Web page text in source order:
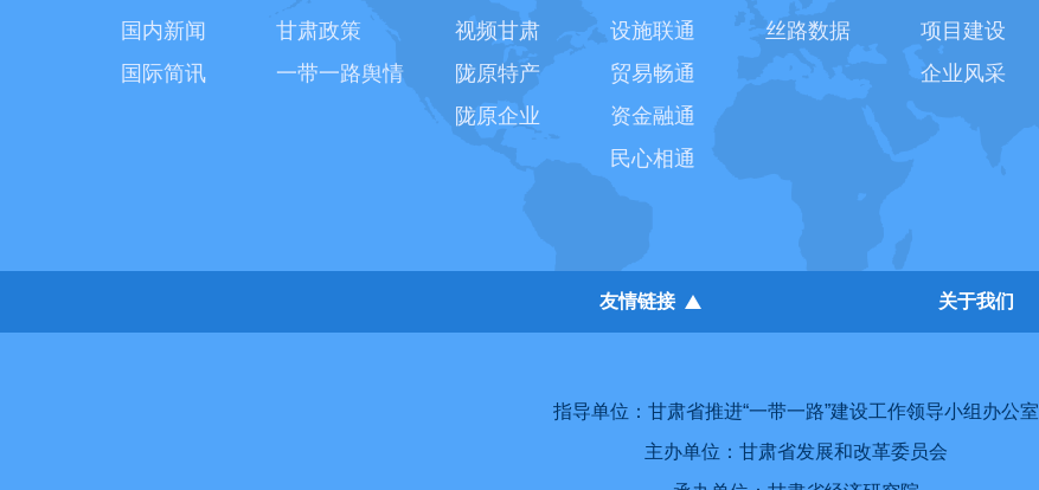
国内新闻
国际简讯
甘肃政策
一带一路舆情
视频甘肃
陇原特产
陇原企业
设施联通
贸易畅通
资金融通
民心相通
丝路数据
项目建设
企业风采
友情链接 关于我们
指导单位：甘肃省推进“一带一路”建设工作领导小组办公室
主办单位：甘肃省发展和改革委员会